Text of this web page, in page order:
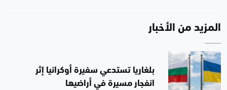
المزيد من الأخبار
بلغاريا تستدعي سفيرة أوكرانيا إثر
انفجار مسيرة في أراضيها